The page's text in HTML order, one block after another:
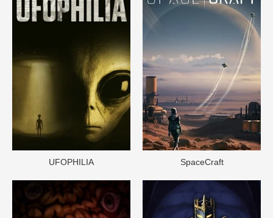
UFOPHILIA SpaceCraft